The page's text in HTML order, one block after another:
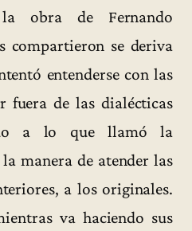
obra de Fernando
compartieron se deriva
entenderse con las
fuera de las dialécticas
a lo que llamó la
manera de atender las
a los originales.
va haciendo sus